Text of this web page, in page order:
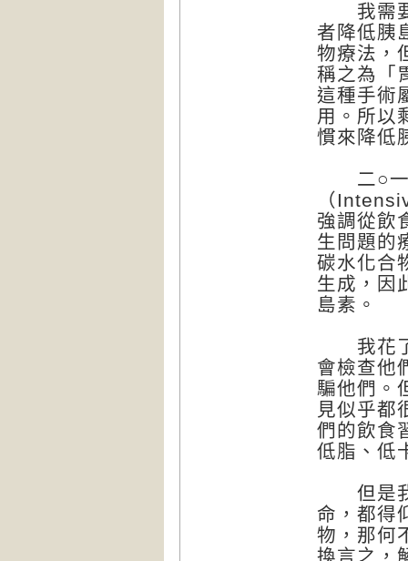
我需要
者降低胰
物療法，
稱之為「
這種手術
用。所以
慣來降低
二○一
（
強調從飲
生問題的
碳水化合
生成，因
島素。
我花了
會檢查他
騙他們。
見似乎都
們的飲食
低脂、低
但是我
命，都得
物，那何
換言之，